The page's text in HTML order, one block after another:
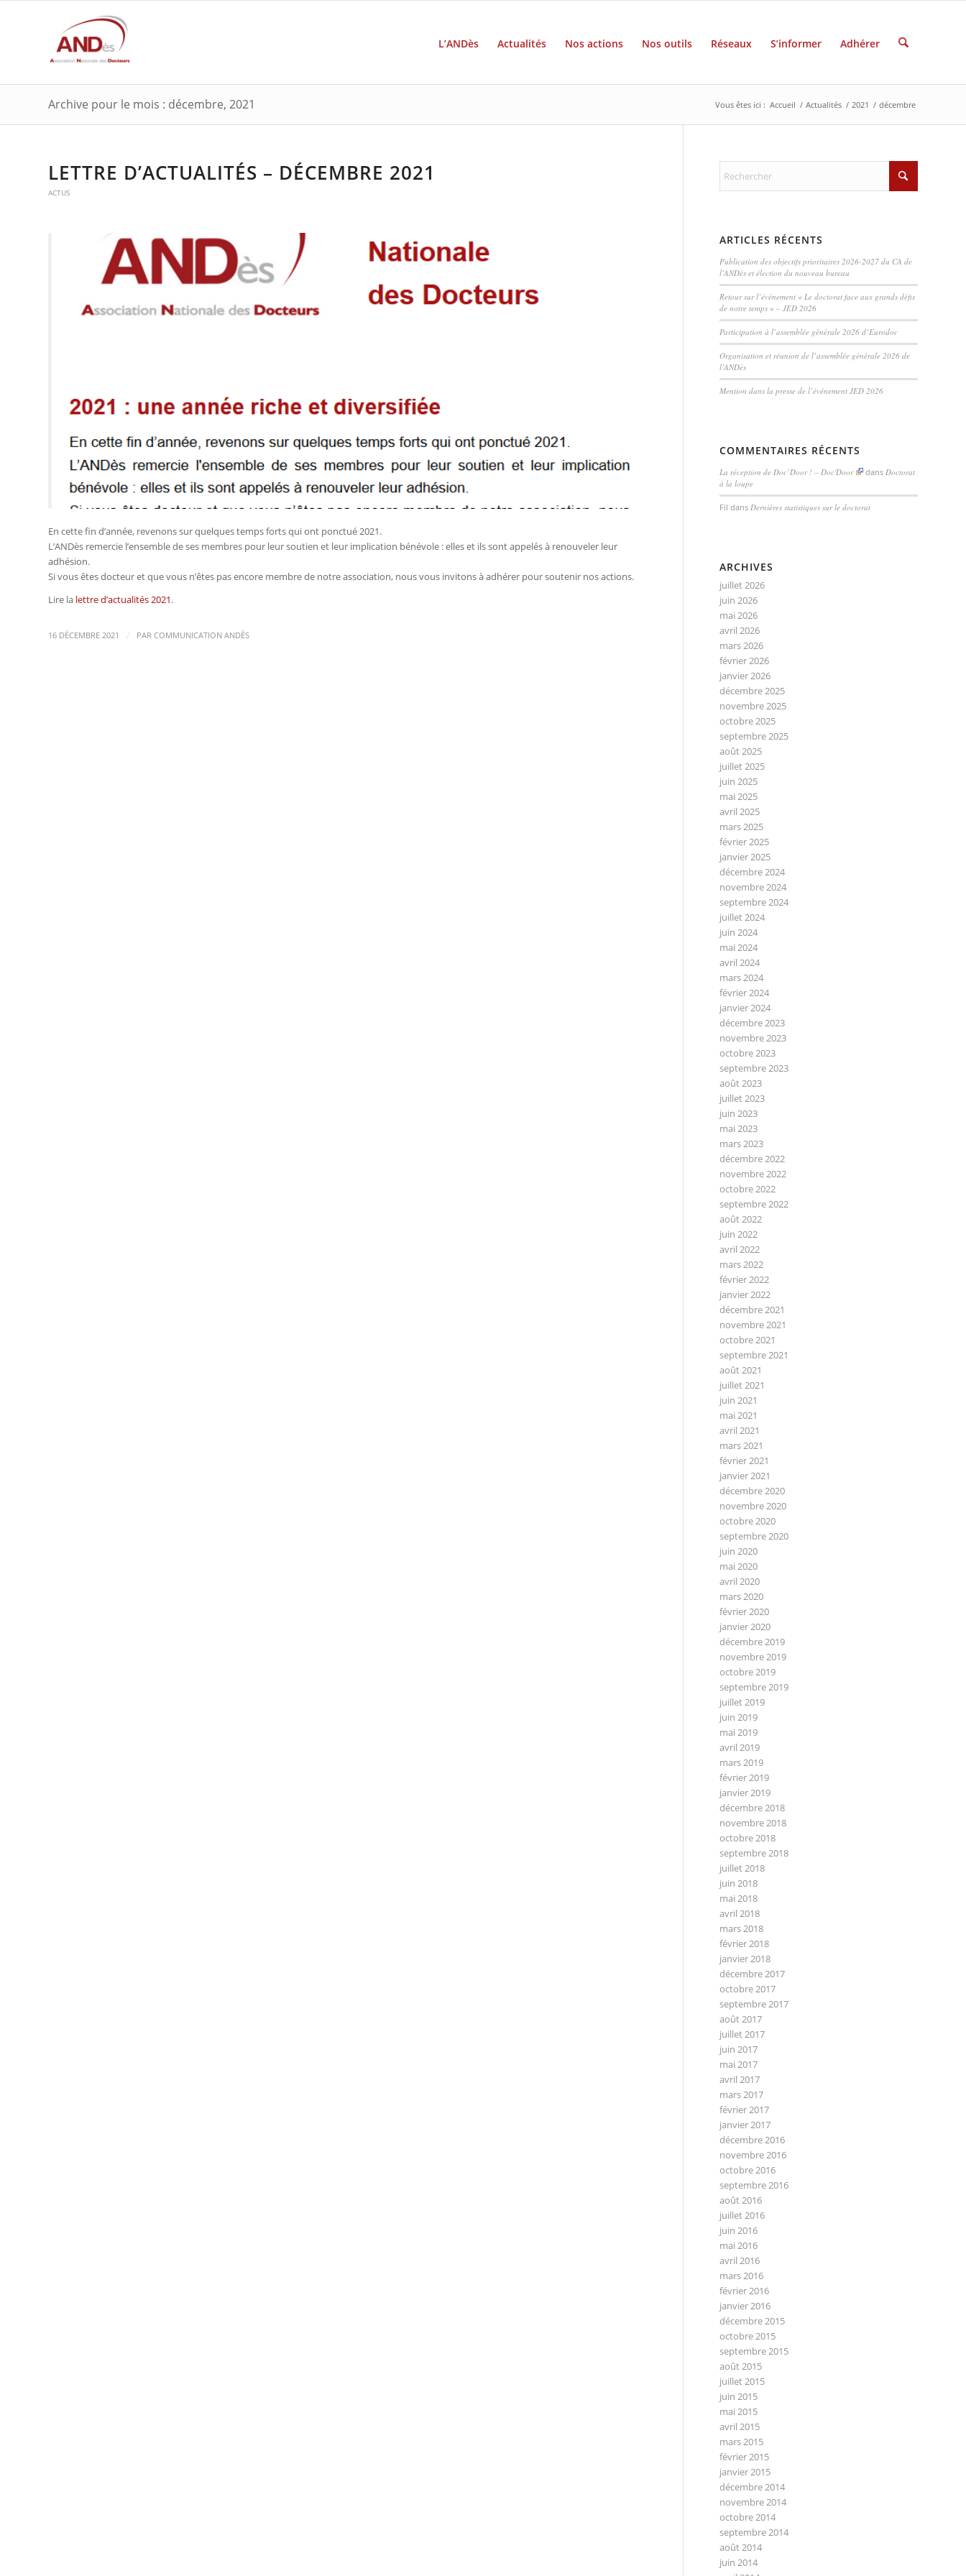
L’ANDès Actualités Nos actions Nos outils Réseaux S’informer Adhérer
Archive pour le mois : décembre, 2021 Vous êtes ici : Accueil / Actualités / 2021 / décembre
LETTRE D’ACTUALITÉS – DÉCEMBRE 2021
ACTUS
En cette fin d’année, revenons sur quelques temps forts qui ont ponctué 2021.
L’ANDès remercie l’ensemble de ses membres pour leur soutien et leur implication bénévole : elles et ils sont appelés à renouveler leur
adhésion.
Si vous êtes docteur et que vous n’êtes pas encore membre de notre association, nous vous invitons à adhérer pour soutenir nos actions.
Lire la lettre d’actualités 2021.
16 DÉCEMBRE 2021 / PAR COMMUNICATION ANDÈS
ARTICLES RÉCENTS
Publication des objectifs prioritaires 2026-2027 du CA de
l’ANDès et élection du nouveau bureau
Retour sur l’événement « Le doctorat face aux grands défis
de notre temps » – JED 2026
Participation à l’assemblée générale 2026 d’Eurodoc
Organisation et réunion de l’assemblée générale 2026 de
l’ANDès
Mention dans la presse de l’événement JED 2026
COMMENTAIRES RÉCENTS
La réception de Doc’Door ! – Doc'Door dans Doctorat
à la loupe
Fil dansDernières statistiques sur le doctorat
ARCHIVES
juillet 2026
juin 2026
mai 2026
avril 2026
mars 2026
février 2026
janvier 2026
décembre 2025
novembre 2025
octobre 2025
septembre 2025
août 2025
juillet 2025
juin 2025
mai 2025
avril 2025
mars 2025
février 2025
janvier 2025
décembre 2024
novembre 2024
septembre 2024
juillet 2024
juin 2024
mai 2024
avril 2024
mars 2024
février 2024
janvier 2024
décembre 2023
novembre 2023
octobre 2023
septembre 2023
août 2023
juillet 2023
juin 2023
mai 2023
mars 2023
décembre 2022
novembre 2022
octobre 2022
septembre 2022
août 2022
juin 2022
avril 2022
mars 2022
février 2022
janvier 2022
décembre 2021
novembre 2021
octobre 2021
septembre 2021
août 2021
juillet 2021
juin 2021
mai 2021
avril 2021
mars 2021
février 2021
janvier 2021
décembre 2020
novembre 2020
octobre 2020
septembre 2020
juin 2020
mai 2020
avril 2020
mars 2020
février 2020
janvier 2020
décembre 2019
novembre 2019
octobre 2019
septembre 2019
juillet 2019
juin 2019
mai 2019
avril 2019
mars 2019
février 2019
janvier 2019
décembre 2018
novembre 2018
octobre 2018
septembre 2018
juillet 2018
juin 2018
mai 2018
avril 2018
mars 2018
février 2018
janvier 2018
décembre 2017
octobre 2017
septembre 2017
août 2017
juillet 2017
juin 2017
mai 2017
avril 2017
mars 2017
février 2017
janvier 2017
décembre 2016
novembre 2016
octobre 2016
septembre 2016
août 2016
juillet 2016
juin 2016
mai 2016
avril 2016
mars 2016
février 2016
janvier 2016
décembre 2015
octobre 2015
septembre 2015
août 2015
juillet 2015
juin 2015
mai 2015
avril 2015
mars 2015
février 2015
janvier 2015
décembre 2014
novembre 2014
octobre 2014
septembre 2014
août 2014
juin 2014